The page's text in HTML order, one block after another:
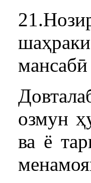
озмун
ва ё